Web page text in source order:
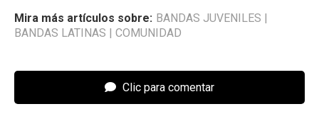
Mira más artículos sobre: BANDAS JUVENILES
BANDAS LATINAS
COMUNIDAD
Clic para comentar